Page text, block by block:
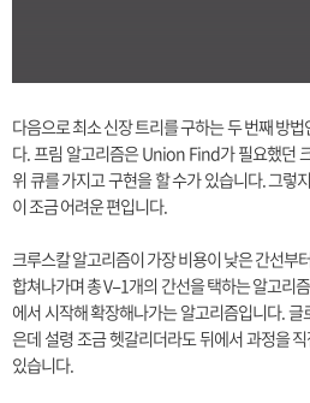
다음으로 최소 신장 트리를 구하는 두 번째 방
다. 프림 알고리즘은 Union Find가 필요했던
위 큐를 가지고 구현을 할 수가 있습니다. 그렇
이 조금 어려운 편입니다.
크루스칼 알고리즘이 가장 비용이 낮은 간선부
합쳐나가며 총 V−1개의 간선을 택하는 알고리
에서 시작해 확장해나가는 알고리즘입니다.
은데 설령 조금 헷갈리더라도 뒤에서 과정을
있습니다.